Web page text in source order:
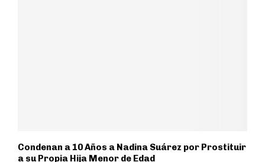
Condenan a 10 Años a Nadina Suárez por Prostituir
a su Propia Hija Menor de Edad